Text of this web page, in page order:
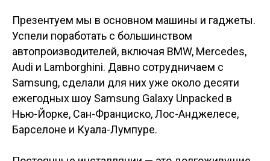
Презентуем мы в основном машины и гаджеты.
Успели поработать с большинством
автопроизводителей, включая BMW, Mercedes,
Audi и Lamborghini. Давно сотрудничаем с
Samsung, сделали для них уже около десяти
ежегодных шоу Samsung Galaxy Unpacked в
Нью-Йорке, Сан-Франциско, Лос-Анджелесе,
Барселоне и Куала-Лумпуре.